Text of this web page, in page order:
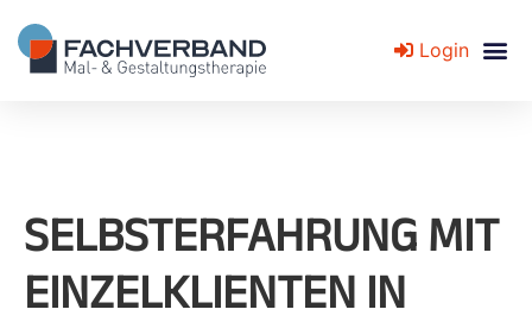
Login
SELBSTERFAHRUNG MIT
EINZELKLIENTEN IN